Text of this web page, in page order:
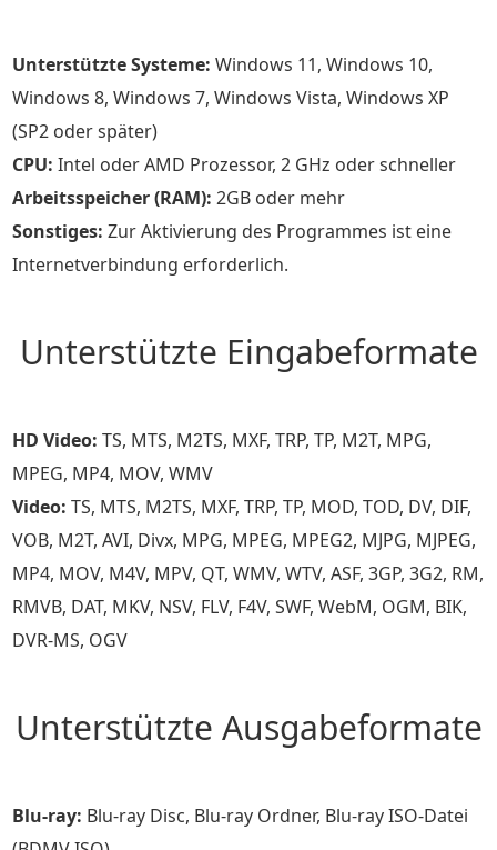
Unterstützte Systeme: Windows 11, Windows 10,
Windows 8, Windows 7, Windows Vista, Windows XP
(SP2 oder später)
CPU: Intel oder AMD Prozessor, 2 GHz oder schneller
Arbeitsspeicher (RAM): 2GB oder mehr
Sonstiges: Zur Aktivierung des Programmes ist eine
Internetverbindung erforderlich.
Unterstützte Eingabeformate
HD Video: TS, MTS, M2TS, MXF, TRP, TP, M2T, MPG,
MPEG, MP4, MOV, WMV
Video: TS, MTS, M2TS, MXF, TRP, TP, MOD, TOD, DV, DIF,
VOB, M2T, AVI, Divx, MPG, MPEG, MPEG2, MJPG, MJPEG,
MP4, MOV, M4V, MPV, QT, WMV, WTV, ASF, 3GP, 3G2, RM,
RMVB, DAT, MKV, NSV, FLV, F4V, SWF, WebM, OGM, BIK,
DVR-MS, OGV
Unterstützte Ausgabeformate
Blu-ray: Blu-ray Disc, Blu-ray Ordner, Blu-ray ISO-Datei